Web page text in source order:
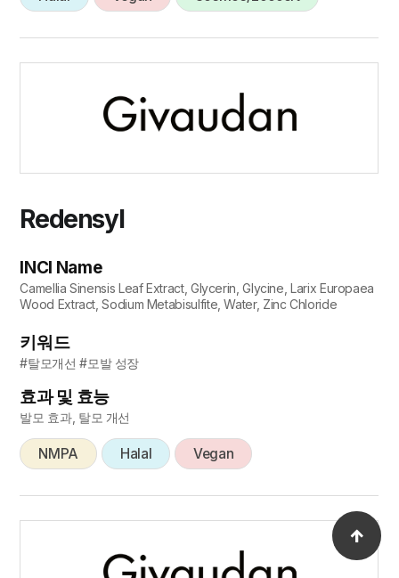
Redensyl
INCI Name
Camellia Sinensis Leaf Extract, Glycerin, Glycine, Larix Europaea
Wood Extract, Sodium Metabisulfite, Water, Zinc Chloride
키워드
#탈모개선 #모발 성장
효과 및 효능
발모 효과, 탈모 개선
NMPA Halal Vegan